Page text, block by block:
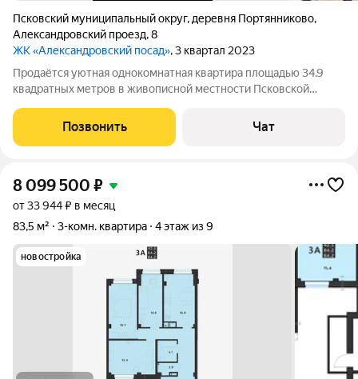
Псковский муниципальный округ, деревня Портянниково,
Александровский проезд,8
ЖК «Александровский посад», 3 квартал 2023
Продаётся уютная однокомнатная квартира площадью 34.9
квадратных метров в живописной местности Псковской
Александровский проезд, 8. Этот вариант идеально подойдёт
тем, кто ценит комфорт и спокойствие
Позвонить Чат
8 099 500 ₽
от 33 944 ₽ в месяц
83,5 м²
3-комн. квартира 4 этаж из 9
новостройка